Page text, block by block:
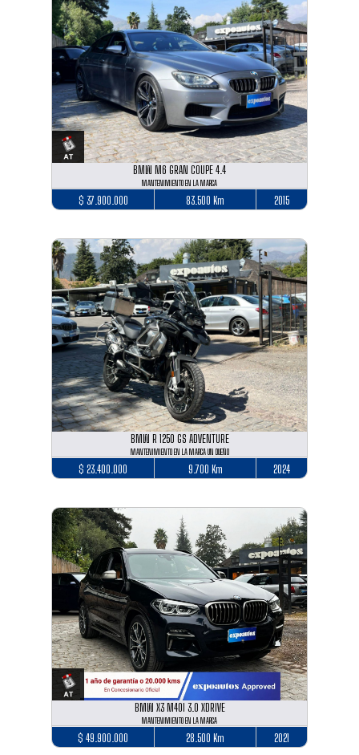
BMW M6 GRAN COUPE 4.4
MANTENIMIENTO EN LA MARCA
$ 37.900.000 83.500 Km 2015
BMW R 1250 GS ADVENTURE
MANTENIMIENTO EN LA MARCA UN DUEÑO
$ 23.400.000 9.700 Km 2024
BMW X3 M40I 3.0 XDRIVE
MANTENIMIENTO EN LA MARCA
$ 49.900.000 28.500 Km 2021